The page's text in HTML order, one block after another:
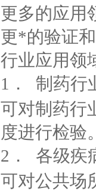
更多的应用
更*的验证
行业应用领
1．
制药行
可对制药行
度进行检验
2．
各级疾
可对公共场